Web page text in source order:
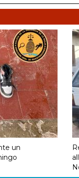
un